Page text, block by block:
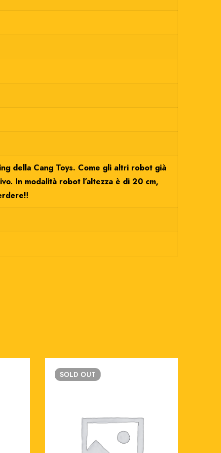
della Cang Toys. Come gli altri robot già
In modalità robot l’altezza è di 20 cm,
SOLD OUT